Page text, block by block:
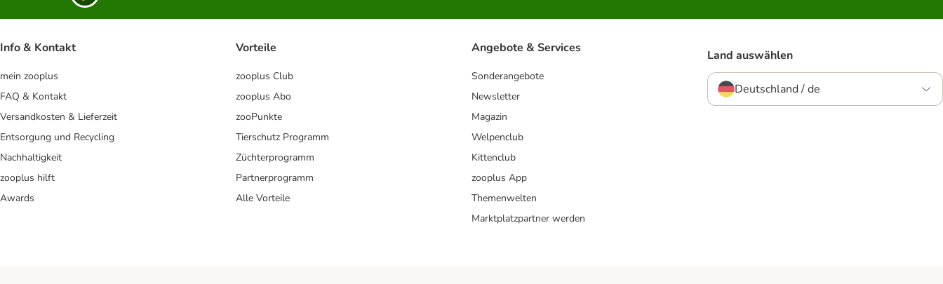
Info & Kontakt
mein zooplus
FAQ & Kontakt
Versandkosten & Lieferzeit
Entsorgung und Recycling
Nachhaltigkeit
zooplus hilft
Awards
Vorteile
zooplus Club
zooplus Abo
zooPunkte
Tierschutz Programm
Züchterprogramm
Partnerprogramm
Alle Vorteile
Angebote & Services
Sonderangebote
Newsletter
Magazin
Welpenclub
Kittenclub
zooplus App
Themenwelten
Marktplatzpartner werden
Land auswählen
Deutschland / de